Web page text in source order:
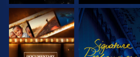
VERKEN DE SERIE KIJK